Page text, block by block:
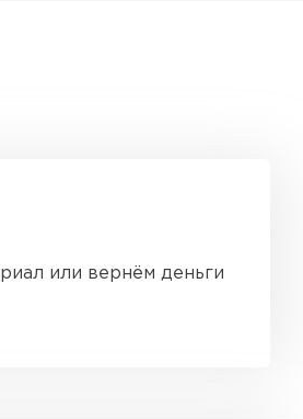
или вернём деньги